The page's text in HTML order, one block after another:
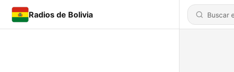
Radios de Bolivia